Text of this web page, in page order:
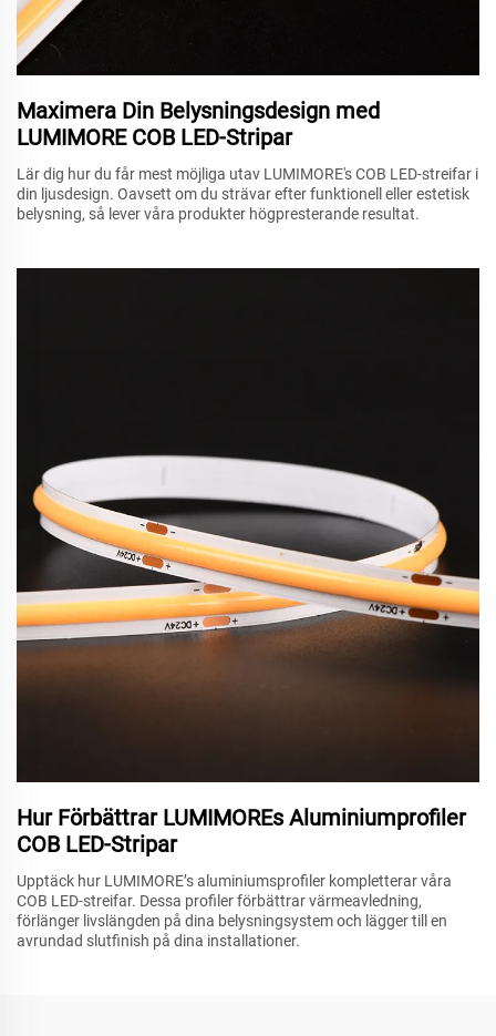
Maximera Din Belysningsdesign med
LUMIMORE COB LED-Stripar
Lär dig hur du får mest möjliga utav LUMIMORE's COB LED-streifar i
din ljusdesign. Oavsett om du strävar efter funktionell eller estetisk
belysning, så lever våra produkter högpresterande resultat.
Hur Förbättrar LUMIMOREs Aluminiumprofiler
COB LED-Stripar
Upptäck hur LUMIMORE’s aluminiumsprofiler kompletterar våra
COB LED-streifar. Dessa profiler förbättrar värmeavledning,
förlänger livslängden på dina belysningsystem och lägger till en
avrundad slutfinish på dina installationer.